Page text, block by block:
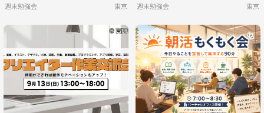
週末勉強会 東京 週末勉強会 東京